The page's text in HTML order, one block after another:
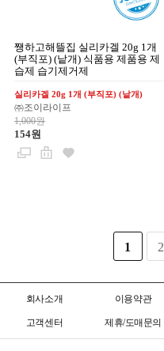
쨍하고해뜰집 실리카겔 20g 1개
(부직포) (낱개) 식품용 제품용 제
습제 습기제거제
실리카겔 20g 1개 (부직포) (낱개)
㈜조이라이프
1,000원
154원
1 2
회사소개 이용약관
고객센터 제휴/도매문의